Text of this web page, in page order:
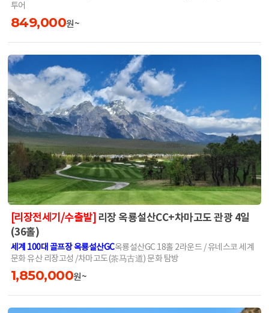
투어
849,000원~
[리장전세기/수출발] 리장 옥룡설산CC+차마고도 관광 4일
(36홀)
세계 100대 골프장 옥룡설산GC옥룡설산GC 18홀 2라운드 / 유네스코 세계
문화 유산 리장고성 /차마고도(茶⻢古道) 문화 탐방
1,850,000원~